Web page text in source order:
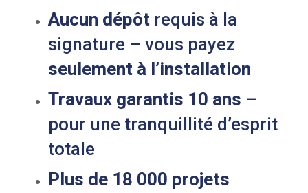
Aucun dépôt requis à la
signature – vous payez
seulement à l’installation
Travaux garantis 10 ans –
pour une tranquillité d’esprit
totale
Plus de 18 000 projets